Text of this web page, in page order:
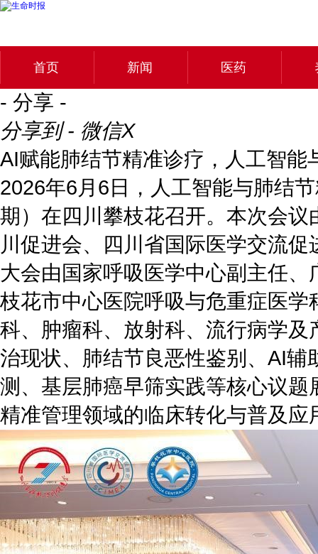
首页 新闻 医药
- 分享 -
分享到 - 微信X
AI赋能肺结节精准诊疗，人工智
2026年6月6日，人工智能与肺结
期）在四川攀枝花召开。本次会
川促进会、四川省国际医学交流
大会由国家呼吸医学中心副主任
枝花市中心医院呼吸与危重症医
科、肿瘤科、放射科、流行病学
治现状、肺结节良恶性鉴别、AI
测、基层肺癌早筛实践等核心议
精准管理领域的临床转化与普及